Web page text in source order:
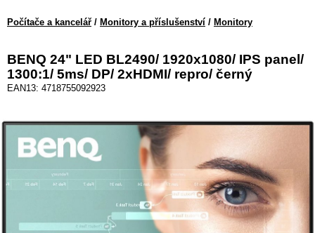
Počítače a kancelář / Monitory a příslušenství / Monitory
BENQ 24" LED BL2490/ 1920x1080/ IPS panel/
1300:1/ 5ms/ DP/ 2xHDMI/ repro/ černý
EAN13: 4718755092923